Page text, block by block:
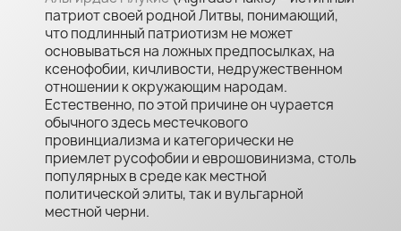
патриот своей родной Литвы, понимающий,
что подлинный патриотизм не может
основываться на ложных предпосылках, на
ксенофобии, кичливости, недружественном
отношении к окружающим народам.
Естественно, по этой причине он чурается
обычного здесь местечкового
провинциализма и категорически не
приемлет русофобии и еврошовинизма, столь
популярных в среде как местной
политической элиты, так и вульгарной
местной черни.